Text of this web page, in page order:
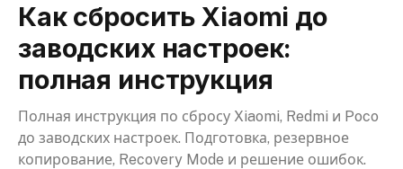
Как сбросить Xiaomi до
заводских настроек:
полная инструкция
Полная инструкция по сбросу Xiaomi, Redmi и Poco
до заводских настроек. Подготовка, резервное
копирование, Recovery Mode и решение ошибок.